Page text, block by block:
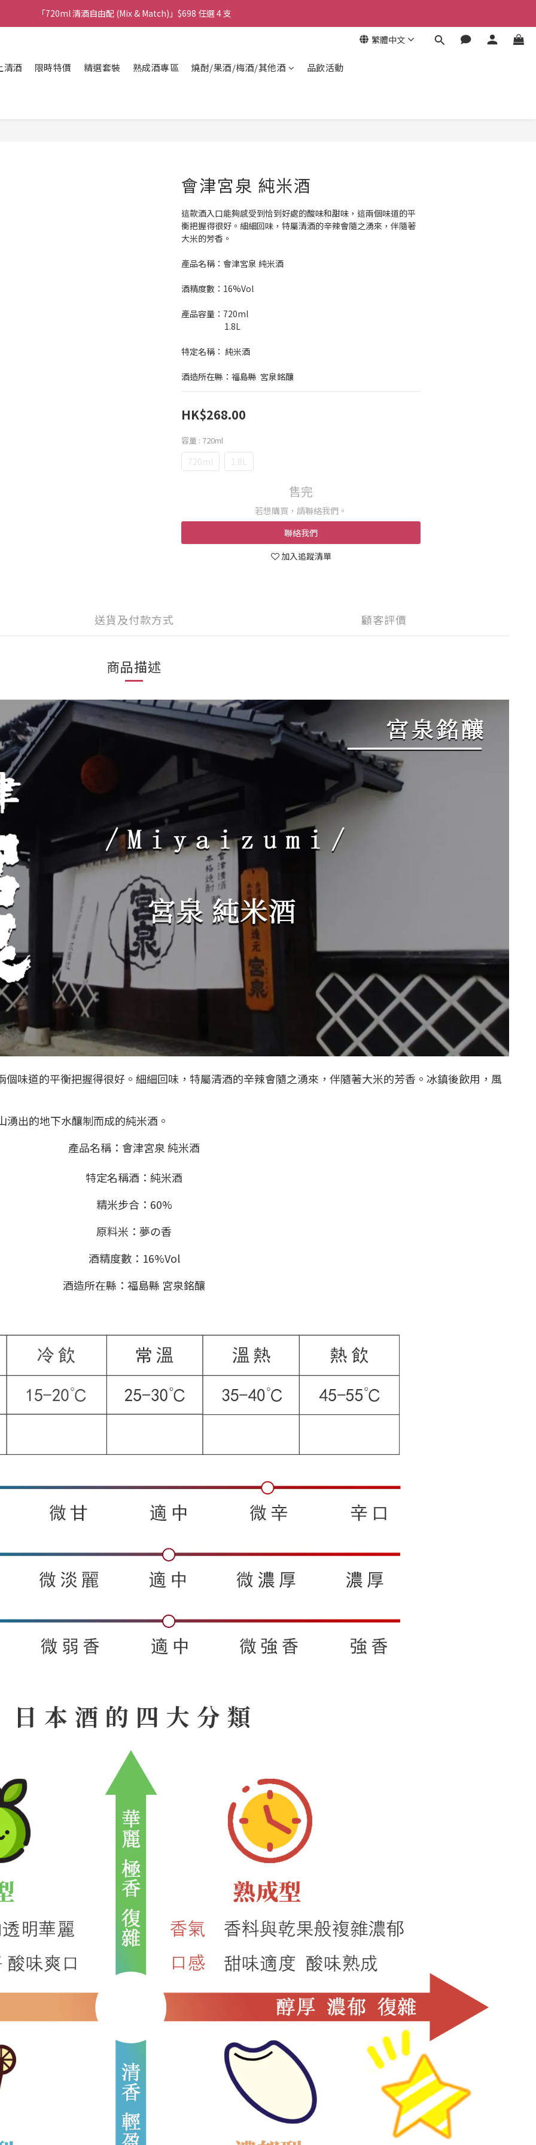
購物滿$380免運費。工作日 14:00截單, 翌日順豐凍運派送。
「720ml 清酒自由配 (Mix & Match)」$698 任選 4 支
購物滿$380免運費。工作日 14:00截單, 翌日順豐凍運派送。
繁體中文
清酒 限時特價 精選套裝 熟成酒專區 燒酎/果酒/梅酒/其他酒 品飲活動
會津宮泉 純米酒
這款酒入口能夠感受到恰到好處的酸味和甜味，這兩個味道的平
衡把握得很好。細細回味，特屬清酒的辛辣會隨之湧來，伴隨著
大米的芳香。
產品名稱：會津宮泉 純米酒
酒精度數：16%Vol
產品容量：720ml
                        1.8L
特定名稱： 純米酒
酒造所在縣：福島縣  宮泉銘釀
HK$268.00
容量 : 720ml
720ml 1.8L
售完
若想購買，請聯絡我們。
聯絡我們
加入追蹤清單
送貨及付款方式 顧客評價
商品描述
味道的平衡把握得很好。細細回味，特屬清酒的辛辣會隨之湧來，伴隨著大米的芳香。冰鎮後飲用，風
出的地下水釀制而成的純米酒。
產品名稱：會津宮泉 純米酒
特定名稱酒：純米酒
精米步合：60%
原料米：夢の香
酒精度數：16%Vol
酒造所在縣：福島縣 宮泉銘釀